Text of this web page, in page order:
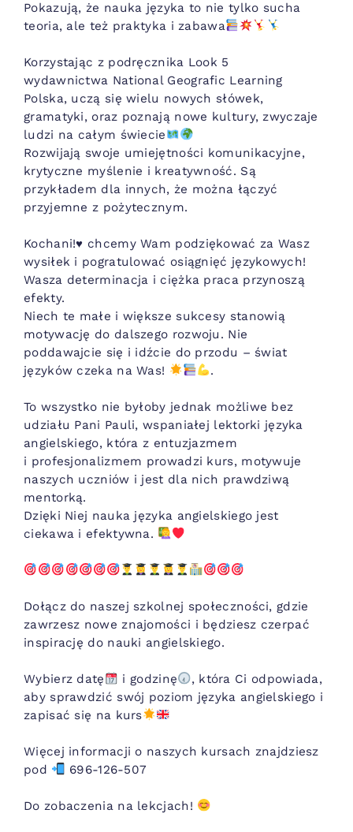
Pokazują, że nauka języka to nie tylko sucha
teoria, ale też praktyka i zabawa
Korzystając z podręcznika Look 5
wydawnictwa National Geografic Learning
Polska, uczą się wielu nowych słówek,
gramatyki, oraz poznają nowe kultury, zwyczaje
ludzi na całym świecie
Rozwijają swoje umiejętności komunikacyjne,
krytyczne myślenie i kreatywność. Są
przykładem dla innych, że można łączyć
przyjemne z pożytecznym.
Kochani!♥️ chcemy Wam podziękować za Wasz
wysiłek i pogratulować osiągnięć językowych!
Wasza determinacja i ciężka praca przynoszą
efekty.
Niech te małe i większe sukcesy stanowią
motywację do dalszego rozwoju. Nie
poddawajcie się i idźcie do przodu – świat
języków czeka na Was!
.
To wszystko nie byłoby jednak możliwe bez
udziału Pani Pauli, wspaniałej lektorki języka
angielskiego, która z entuzjazmem
i profesjonalizmem prowadzi kurs, motywuje
naszych uczniów i jest dla nich prawdziwą
mentorką.
Dzięki Niej nauka języka angielskiego jest
ciekawa i efektywna.
Dołącz do naszej szkolnej społeczności, gdzie
zawrzesz nowe znajomości i będziesz czerpać
inspirację do nauki angielskiego.
Wybierz datę i godzinę
, która Ci odpowiada,
aby sprawdzić swój poziom języka angielskiego i
zapisać się na kurs
Więcej informacji o naszych kursach znajdziesz
pod
696-126-507
Do zobaczenia na lekcjach!